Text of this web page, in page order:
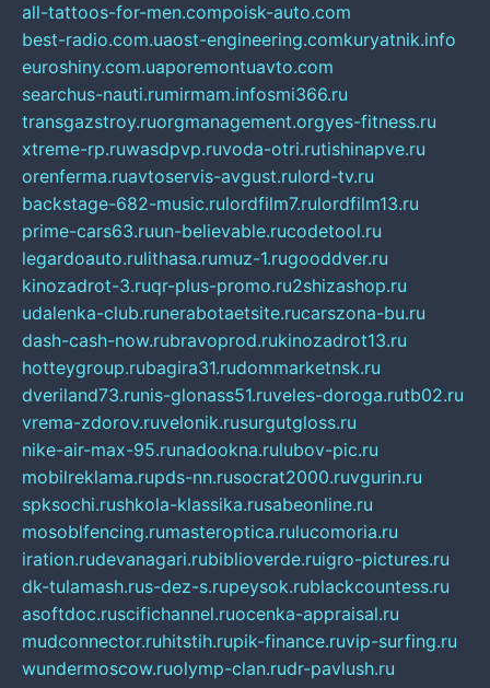
all-tattoos-for-men.compoisk-auto.com
best-radio.com.uaost-engineering.comkuryatnik.info
euroshiny.com.uaporemontuavto.com
searchus-nauti.rumirmam.infosmi366.ru
transgazstroy.ruorgmanagement.orgyes-fitness.ru
xtreme-rp.ruwasdpvp.ruvoda-otri.rutishinapve.ru
orenferma.ruavtoservis-avgust.rulord-tv.ru
backstage-682-music.rulordfilm7.rulordfilm13.ru
prime-cars63.ruun-believable.rucodetool.ru
legardoauto.rulithasa.rumuz-1.rugooddver.ru
kinozadrot-3.ruqr-plus-promo.ru2shizashop.ru
udalenka-club.runerabotaetsite.rucarszona-bu.ru
dash-cash-now.rubravoprod.rukinozadrot13.ru
hotteygroup.rubagira31.rudommarketnsk.ru
dveriland73.runis-glonass51.ruveles-doroga.rutb02.ru
vrema-zdorov.ruvelonik.rusurgutgloss.ru
nike-air-max-95.runadookna.rulubov-pic.ru
mobilreklama.rupds-nn.rusocrat2000.ruvgurin.ru
spksochi.rushkola-klassika.rusabeonline.ru
mosoblfencing.rumasteroptica.rulucomoria.ru
iration.rudevanagari.rubiblioverde.ruigro-pictures.ru
dk-tulamash.rus-dez-s.rupeysok.rublackcountess.ru
asoftdoc.ruscifichannel.ruocenka-appraisal.ru
mudconnector.ruhitstih.rupik-finance.ruvip-surfing.ru
wundermoscow.ruolymp-clan.rudr-pavlush.ru